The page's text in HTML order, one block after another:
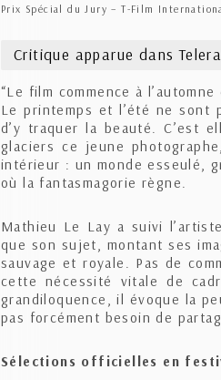
Prix Spécial du Jury – T-Film
Critique apparue dans
“Le film commence à
Le printemps et l’été ne sont
d’y traquer la beauté. C’est
glaciers ce jeune
intérieur : un monde esseulé,
où la fantasmagorie règne.
Mathieu Le Lay a suivi
que son sujet, montant ses
sauvage et royale. Pas de
cette nécessité vitale de
grandiloquence, il évoque la
pas forcément besoin de
Sélections officielles en